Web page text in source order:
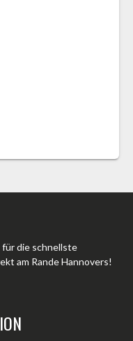
für die schnellste
am Rande Hannovers!